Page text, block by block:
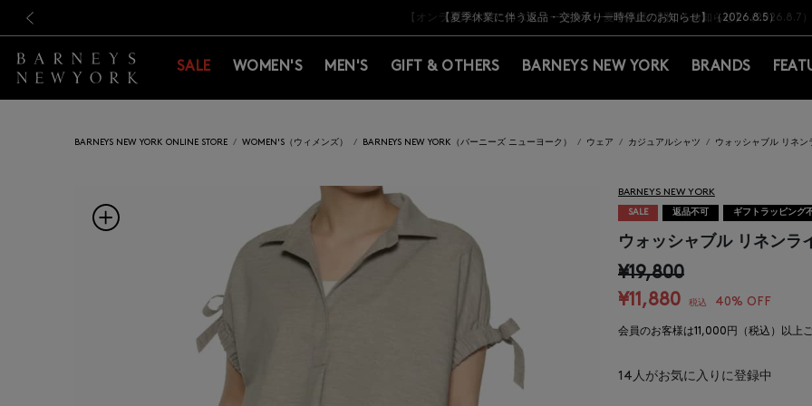
新規登録のお客様も対象！＜MY BARNEYS＞会員のお客様は11,000円（税込）以上のお買上げで常時送料無料
【夏季休業に伴う出荷一時停止のお知らせ】(2026.8.7)
【オンラインストア カスタマーセンター夏季休業に関するお知らせ】（2026.8.7）
【夏季休業に伴う返品・交換承り一時停止のお知らせ】（2026.8.5）
熊本県を中心とした地震の影響によるお荷物のお届けについて
【開催中】SUMMER SALEのご案内・ご注意事項
新規登録のお客様も対象！＜MY BARNEYS＞会員のお客様は11,000円（税込）以上のお買上げで常時送料無料
【夏季休業に伴う出荷一時停止のお知らせ】(2026.8.7)
SALE WOMEN'S MEN'S GIFT & OTHERS BARNEYS NEW YORK BRANDS
BARNEYS NEW YORK ONLINE STORE WOMEN'S（ウィメンズ） BARNEYS NEW YORK（バーニーズ ニューヨーク） ウェア カジュアルシャツ ウォッシャブル リネ
BARNEYS NEW YORK
SALE
返品不可 ギフトラッピング
ウォッシャブル リネンラ
¥19,800
¥11,880
税込 40% OFF
会員のお客様は11,000円（税込）以上
14人がお気に入りに登録中